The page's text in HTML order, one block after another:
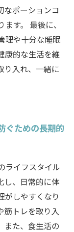
なポーションコ
す。 最後に、
理や十分な睡眠
康的な生活を維
り入れ、一緒に
ぐための長期的
ライフスタイル
し、日常的に体
がしやすくなり
筋トレを取り入
また、食生活の